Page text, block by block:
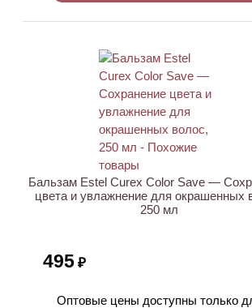
Бальзам Estel Curex Color Save —
цвета и увлажнение для окрашенных
250 мл
495 ₽
Оптовые цены доступны только